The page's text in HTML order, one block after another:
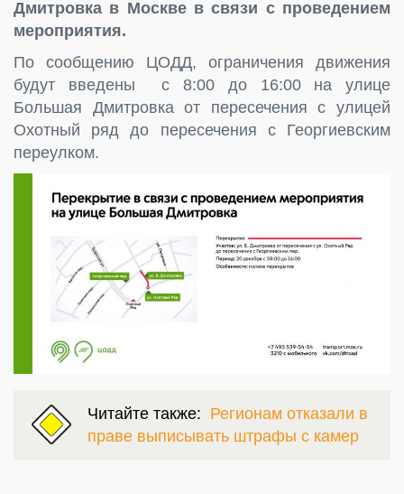
Дмитровка в Москве в связи с проведением
мероприятия.
По сообщению ЦОДД, ограничения движения
будут введены с 8:00 до 16:00 на улице
Большая Дмитровка от пересечения с улицей
Охотный ряд до пересечения с Георгиевским
переулком.
Читайте также: Регионам отказали в
праве выписывать штрафы с камер